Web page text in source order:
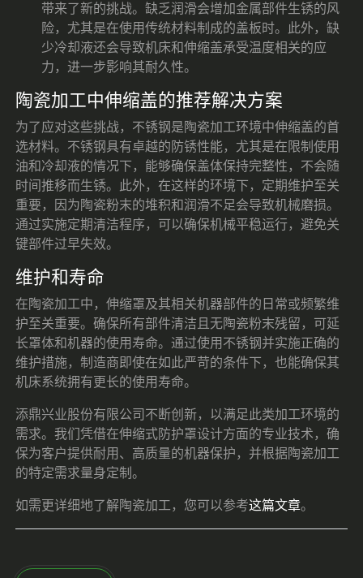
带来了新的挑战。缺乏润滑会增加金属部件生锈的风
险，尤其是在使用传统材料制成的盖板时。此外，缺
少冷却液还会导致机床和伸缩盖承受温度相关的应
力，进一步影响其耐久性。
陶瓷加工中伸缩盖的推荐解决方案
为了应对这些挑战，不锈钢是陶瓷加工环境中伸缩盖的首
选材料。不锈钢具有卓越的防锈性能，尤其是在限制使用
油和冷却液的情况下，能够确保盖体保持完整性，不会随
时间推移而生锈。此外，在这样的环境下，定期维护至关
重要，因为陶瓷粉末的堆积和润滑不足会导致机械磨损。
通过实施定期清洁程序，可以确保机械平稳运行，避免关
键部件过早失效。
维护和寿命
在陶瓷加工中，伸缩罩及其相关机器部件的日常或频繁维
护至关重要。确保所有部件清洁且无陶瓷粉末残留，可延
长罩体和机器的使用寿命。通过使用不锈钢并实施正确的
维护措施，制造商即使在如此严苛的条件下，也能确保其
机床系统拥有更长的使用寿命。
添鼎兴业股份有限公司不断创新，以满足此类加工环境的
需求。我们凭借在伸缩式防护罩设计方面的专业技术，确
保为客户提供耐用、高质量的机器保护，并根据陶瓷加工
的特定需求量身定制。
如需更详细地了解陶瓷加工，您可以参考这篇文章。